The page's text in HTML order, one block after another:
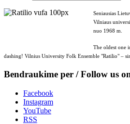
Seniausias
Vilniaus
nuo 1968 m.
The oldest one
dashing! Vilnius University Folk Ensemble "Ratilio" –
Bendraukime per / Follow us
Facebook
Instagram
YouTube
RSS